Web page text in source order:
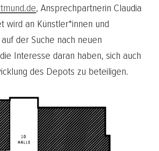
, Ansprechpartnerin Claudia
wird an Künstler*innen und
der Suche nach neuen
Interesse daran haben, sich auch
des Depots zu beteiligen.